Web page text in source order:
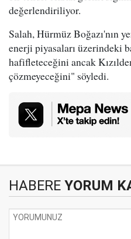
değerlendiriliyor.
Salah, Hürmüz Boğazı'nın
enerji piyasaları üzerindeki
hafifleteceğini ancak
çözmeyeceğini" söyledi.
HABERE YORUM